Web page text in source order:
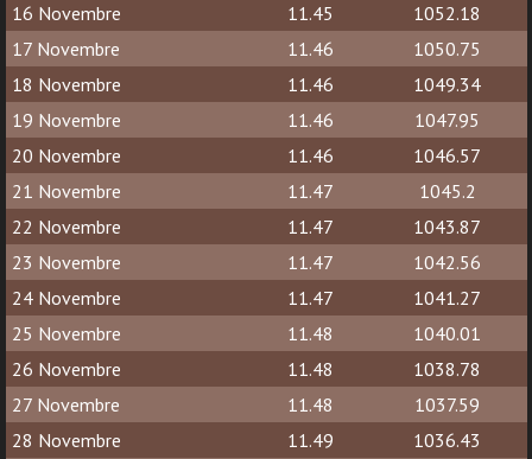
16 Novembre
11.45
1052.18
17 Novembre
11.46
1050.75
18 Novembre
11.46
1049.34
19 Novembre
11.46
1047.95
20 Novembre
11.46
1046.57
21 Novembre
11.47
1045.2
22 Novembre
11.47
1043.87
23 Novembre
11.47
1042.56
24 Novembre
11.47
1041.27
25 Novembre
11.48
1040.01
26 Novembre
11.48
1038.78
27 Novembre
11.48
1037.59
28 Novembre
11.49
1036.43